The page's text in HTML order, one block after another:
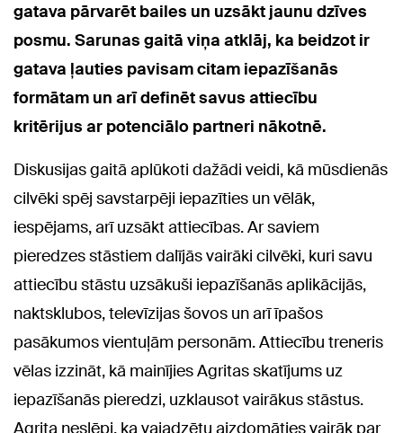
gatava pārvarēt bailes un uzsākt jaunu dzīves
posmu. Sarunas gaitā viņa atklāj, ka beidzot ir
gatava ļauties pavisam citam iepazīšanās
formātam un arī definēt savus attiecību
kritērijus ar potenciālo partneri nākotnē.
Diskusijas gaitā aplūkoti dažādi veidi, kā mūsdienās
cilvēki spēj savstarpēji iepazīties un vēlāk,
iespējams, arī uzsākt attiecības. Ar saviem
pieredzes stāstiem dalījās vairāki cilvēki, kuri savu
attiecību stāstu uzsākuši iepazīšanās aplikācijās,
naktsklubos, televīzijas šovos un arī īpašos
pasākumos vientuļām personām. Attiecību treneris
vēlas izzināt, kā mainījies Agritas skatījums uz
iepazīšanās pieredzi, uzklausot vairākus stāstus.
Agrita neslēpj, ka vajadzētu aizdomāties vairāk par